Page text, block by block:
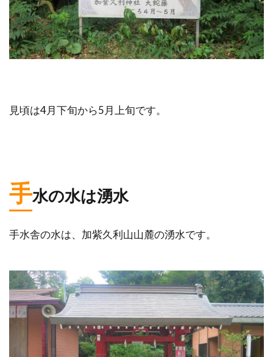
見頃は4月下旬から5月上旬です。
手水の水は湧水
手水舎の水は、加紫久利山山麓の湧水です。